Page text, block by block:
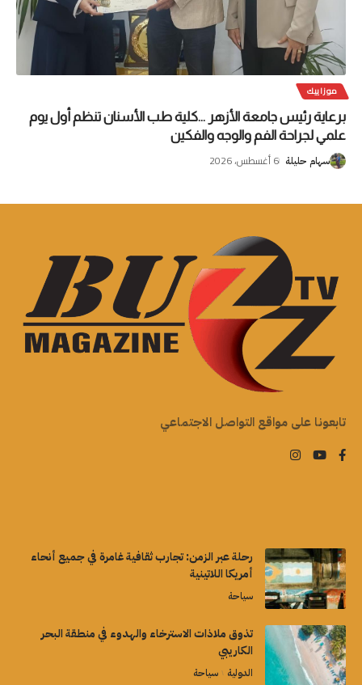
موزاييك
برعاية رئيس جامعة الأزهر …كلية طب الأسنان تنظم أول يوم
علمي لجراحة الفم والوجه والفكين
سهام حليلة 6 أغسطس، 2026
تابعونا على مواقع التواصل الاجتماعي
رحلة عبر الزمن: تجارب ثقافية غامرة في جميع أنحاء
أمريكا اللاتينية
سياحة
تذوق ملاذات الاسترخاء والهدوء في منطقة البحر
الكاريبي
الدولية سياحة